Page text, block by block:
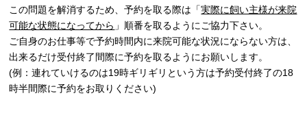
この問題を解消するため、予約を取る際は「実際に飼い主様が来院
可能な状態になってから 」順番を取るようにご協力下さい。
ご自身のお仕事等で予約時間内に来院可能な状況にならない方は、
出来るだけ受付終了間際に予約を取るようにお願いします。
(例：連れていけるのは19時ギリギリという方は予約受付終了の18
時半間際に予約をお取りください)